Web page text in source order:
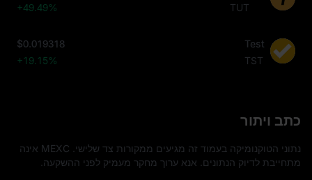
TUT
+49.49%
Test
TST
$0.019318
+19.15%
כתב ויתור
נתוני הטוקנומיקה בעמוד זה מגיעים ממקורות צד שלישי. MEXC אינה
מתחייבת לדיוק הנתונים. אנא ערוך מחקר מעמיק לפני ההשקעה.